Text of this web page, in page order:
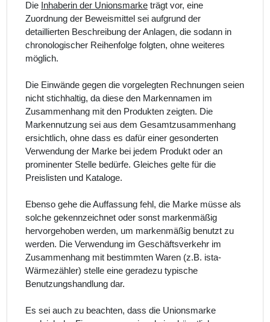
Die Inhaberin der Unionsmarke trägt vor, eine
Zuordnung der Beweismittel sei aufgrund der
detaillierten Beschreibung der Anlagen, die sodann in
chronologischer Reihenfolge folgten, ohne weiteres
möglich.
Die Einwände gegen die vorgelegten Rechnungen seien
nicht stichhaltig, da diese den Markennamen im
Zusammenhang mit den Produkten zeigten. Die
Markennutzung sei aus dem Gesamtzusammenhang
ersichtlich, ohne dass es dafür einer gesonderten
Verwendung der Marke bei jedem Produkt oder an
prominenter Stelle bedürfe. Gleiches gelte für die
Preislisten und Kataloge.
Ebenso gehe die Auffassung fehl, die Marke müsse als
solche gekennzeichnet oder sonst markenmäßig
hervorgehoben werden, um markenmäßig benutzt zu
werden. Die Verwendung im Geschäftsverkehr im
Zusammenhang mit bestimmten Waren (z.B. ista-
Wärmezähler) stelle eine geradezu typische
Benutzungshandlung dar.
Es sei auch zu beachten, dass die Unionsmarke